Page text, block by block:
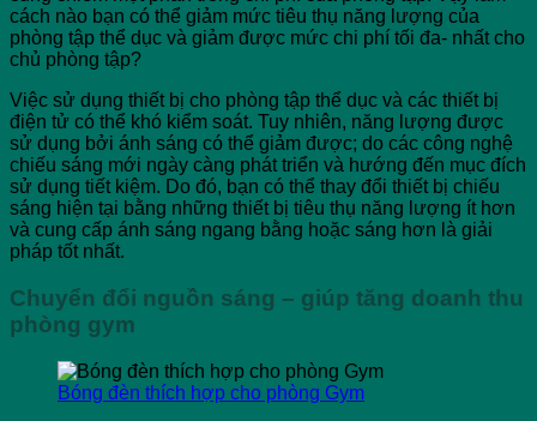
cách nào bạn có thể giảm mức tiêu thụ năng lượng của
phòng tập thể dục và giảm được mức chi phí tối đa- nhất cho
chủ phòng tập?
Việc sử dụng thiết bị cho phòng tập thể dục và các thiết bị
điện tử có thể khó kiểm soát. Tuy nhiên, năng lượng được
sử dụng bởi ánh sáng có thể giảm được; do các công nghệ
chiếu sáng mới ngày càng phát triển và hướng đến mục đích
sử dụng tiết kiệm. Do đó, bạn có thể thay đổi thiết bị chiếu
sáng hiện tại bằng những thiết bị tiêu thụ năng lượng ít hơn
và cung cấp ánh sáng ngang bằng hoặc sáng hơn là giải
pháp tốt nhất.
Chuyển đổi nguồn sáng – giúp tăng doanh thu
phòng gym
Bóng đèn thích hợp cho phòng Gym